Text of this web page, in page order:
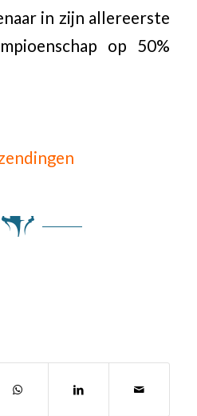
in zijn allereerste
op 50%